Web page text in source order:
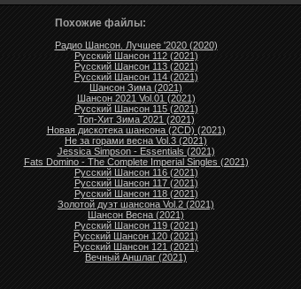
Похожие файлы:
Радио Шансон. Лучшее '2020 (2020)
Русский Шансон 112 (2021)
Русский Шансон 113 (2021)
Русский Шансон 114 (2021)
Шансон Зима (2021)
Шансон 2021 Vol.01 (2021)
Русский Шансон 115 (2021)
Топ-Хит Зима 2021 (2021)
Новая дискотека шансона (2CD) (2021)
Не за горами весна Vol.3 (2021)
Jessica Simpson - Essentials (2021)
Fats Domino - The Complete Imperial Singles (2021)
Русский Шансон 116 (2021)
Русский Шансон 117 (2021)
Русский Шансон 118 (2021)
Золотой дуэт шансона Vol.2 (2021)
Шансон Весна (2021)
Русский Шансон 119 (2021)
Русский Шансон 120 (2021)
Русский Шансон 121 (2021)
Вечный Аншлаг (2021)